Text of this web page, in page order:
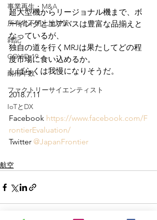
事業再生・M&A
所有者不明土地対策
雑記
COVID-19
耐用年数
ファクトリーサイエンティスト
IoTとDX
超大型機からリージョナル機まで、ボ
ーイングとエアバスは豊富な品揃えと
なっているが、
独自の道を行くMRJは果たしてどの程
度市場に食い込めるか。
しばらくは我慢になりそうだ。
2018.7.11
Facebook https://www.facebook.com/F
rontierEvaluation/
Twitter @JapanFrontier
航空